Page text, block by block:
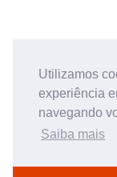
Utilizamos
experiência
navegando
Saiba mais